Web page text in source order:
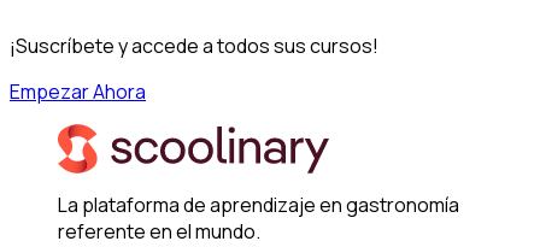
¡Suscríbete y accede a todos sus cursos!
Empezar Ahora
La plataforma de aprendizaje en gastronomía
referente en el mundo.